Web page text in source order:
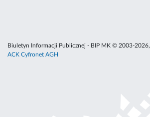
Biuletyn Informacji Publicznej - BIP MK © 2003-2026,
ACK Cyfronet AGH